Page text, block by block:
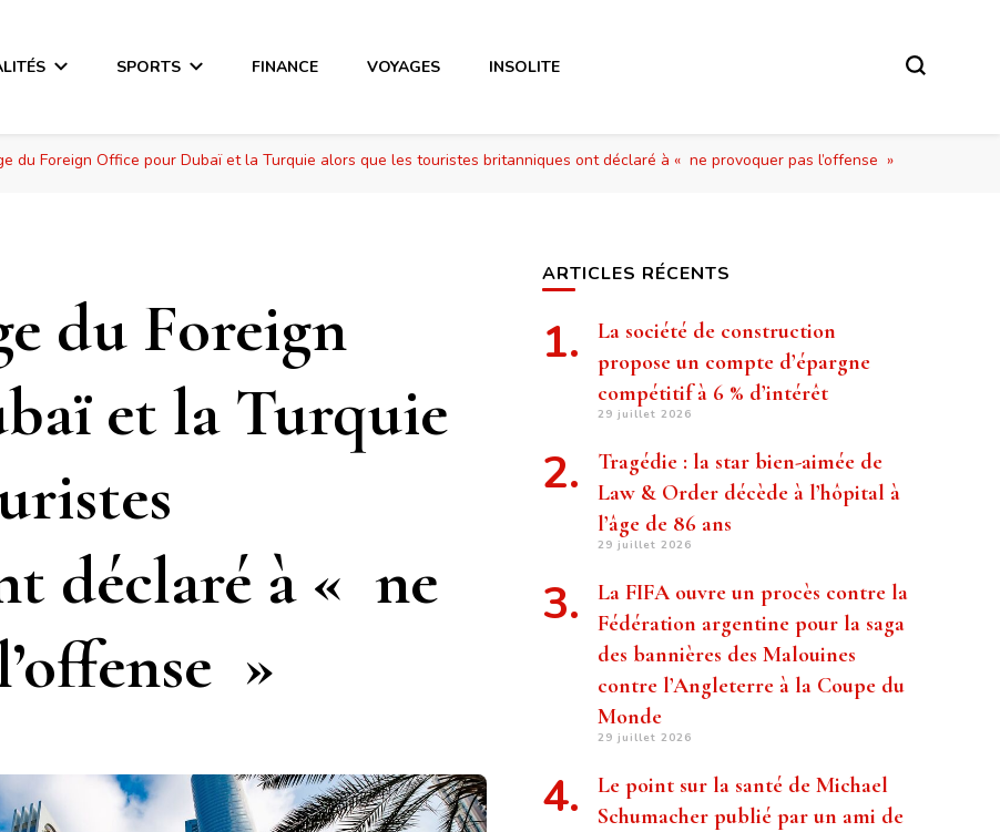
SPORTS FINANCE VOYAGES INSOLITE
du Foreign Office pour Dubaï et la Turquie alors que les touristes britanniques ont déclaré à « ne provoquer pas l’offense »
du Foreign
et la Turquie
déclaré à « ne
»
ARTICLES RÉCENTS
La société de construction
propose un compte d’épargne
compétitif à 6 % d’intérêt
29 juillet 2026
Tragédie : la star bien-aimée de
Law & Order décède à l’hôpital à
l’âge de 86 ans
29 juillet 2026
La FIFA ouvre un procès contre la
Fédération argentine pour la saga
des bannières des Malouines
contre l’Angleterre à la Coupe du
Monde
29 juillet 2026
Le point sur la santé de Michael
Schumacher publié par un ami de